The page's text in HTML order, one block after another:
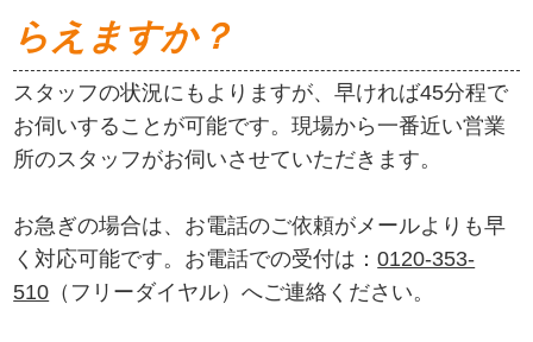
らえますか？
スタッフの状況にもよりますが、早ければ45分程で
お伺いすることが可能です。現場から一番近い営業
所のスタッフがお伺いさせていただきます。
お急ぎの場合は、お電話のご依頼がメールよりも早
く対応可能です。お電話での受付は：0120-353-
510 （フリーダイヤル）へご連絡ください。